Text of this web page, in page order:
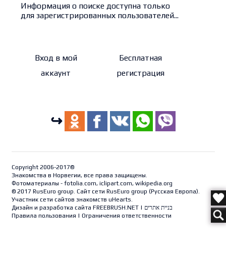
Информация о поиске доступна только
для зарегистрированных пользователей...
Вход в мой
аккаунт
Бесплатная
регистрация
↪
Copyright 2006-2017©
Знакомства в Норвегии, все права защищены.
Фотоматериалы - fotolia.com, iclipart.com, wikipedia.org
© 2017 RusEuro group. Сайт сети RusEuro group (Русская Европа).
Участник сети сайтов знакомств uHearts.
Дизайн и разработка сайта FREEBRUSH.NET| בניית אתרים
Правила пользования | Ограничения ответственности